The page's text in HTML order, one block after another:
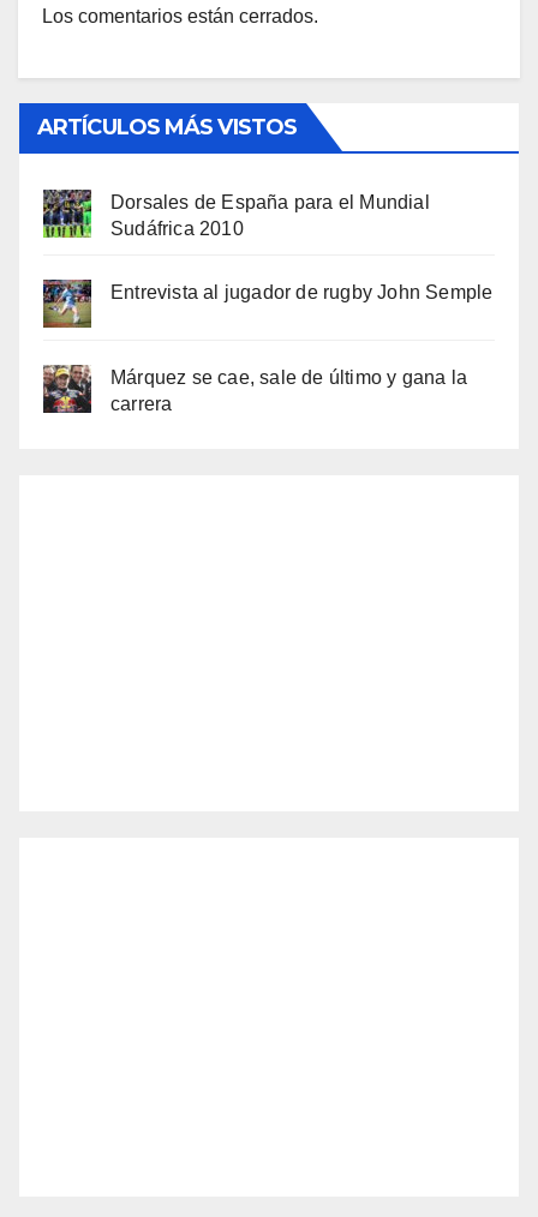
Los comentarios están cerrados.
ARTÍCULOS MÁS VISTOS
Dorsales de España para el Mundial
Sudáfrica 2010
Entrevista al jugador de rugby John Semple
Márquez se cae, sale de último y gana la
carrera